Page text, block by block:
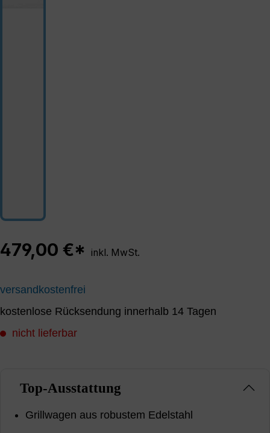
479,00 €* inkl. MwSt.
versandkostenfrei
kostenlose Rücksendung innerhalb 14 Tagen
nicht lieferbar
Top-Ausstattung
Grillwagen aus robustem Edelstahl